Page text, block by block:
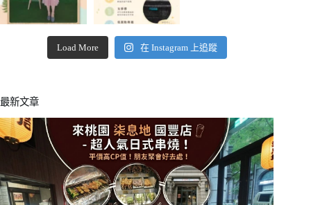
Load More 在 Instagram 上追蹤
最新文章